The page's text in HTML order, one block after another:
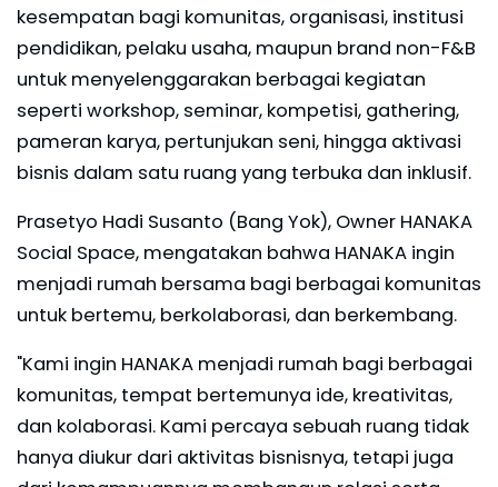
kesempatan bagi komunitas, organisasi, institusi
pendidikan, pelaku usaha, maupun brand non-F&B
untuk menyelenggarakan berbagai kegiatan
seperti workshop, seminar, kompetisi, gathering,
pameran karya, pertunjukan seni, hingga aktivasi
bisnis dalam satu ruang yang terbuka dan inklusif.
Prasetyo Hadi Susanto (Bang Yok), Owner HANAKA
Social Space, mengatakan bahwa HANAKA ingin
menjadi rumah bersama bagi berbagai komunitas
untuk bertemu, berkolaborasi, dan berkembang.
"Kami ingin HANAKA menjadi rumah bagi berbagai
komunitas, tempat bertemunya ide, kreativitas,
dan kolaborasi. Kami percaya sebuah ruang tidak
hanya diukur dari aktivitas bisnisnya, tetapi juga